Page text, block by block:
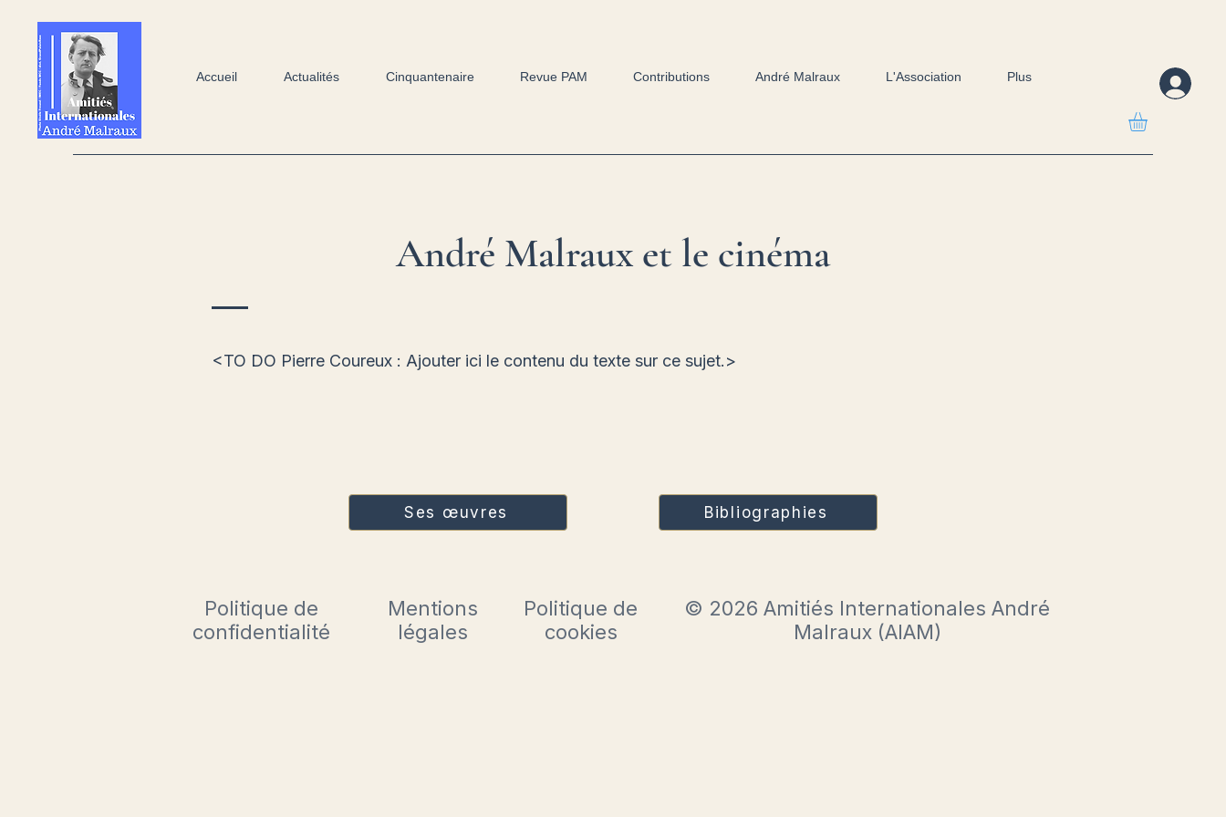
Accueil Actualités Cinquantenaire Revue PAM Contributions André Malraux L'Association Plus
André Malraux et le cinéma
<TO DO Pierre Coureux : Ajouter ici le contenu du texte sur ce sujet.>
Ses œuvres Bibliographies
Politique de
confidentialité
Mentions
légales
Politique de
cookies
© 2026 Amitiés Internationales André
Malraux (AIAM)